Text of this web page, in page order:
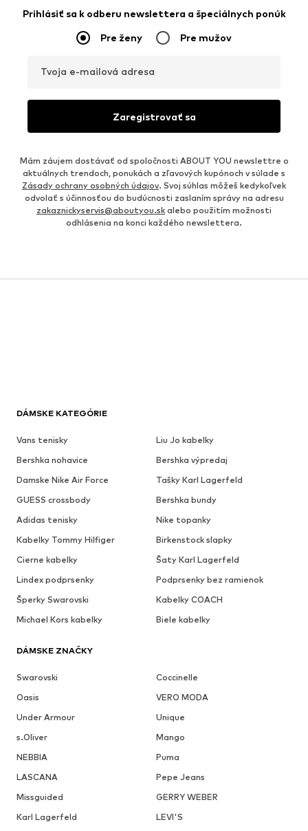
Prihlásiť sa k odberu newslettera a špeciálnych ponúk
Pre ženy Pre mužov
Tvoja e-mailová adresa
Zaregistrovať sa
Mám záujem dostávať od spoločnosti ABOUT YOU newslettre o
aktuálnych trendoch, ponukách a zľavových kupónoch v súlade s
Zásady ochrany osobných údajov. Svoj súhlas môžeš kedykoľvek
odvolať s účinnosťou do budúcnosti zaslaním správy na adresu
zakaznickyservis@aboutyou.sk alebo použitím možnosti
odhlásenia na konci každého newslettera.
DÁMSKE KATEGÓRIE
Vans tenisky
Liu Jo kabelky
Bershka nohavice
Bershka výpredaj
Damske Nike Air Force
Tašky Karl Lagerfeld
GUESS crossbody
Bershka bundy
Adidas tenisky
Nike topanky
Kabelky Tommy Hilfiger
Birkenstock slapky
Cierne kabelky
Šaty Karl Lagerfeld
Lindex podprsenky
Podprsenky bez ramienok
Šperky Swarovski
Kabelky COACH
Michael Kors kabelky
Biele kabelky
DÁMSKE ZNAČKY
Swarovski
Coccinelle
Oasis
VERO MODA
Under Armour
Unique
s.Oliver
Mango
NEBBIA
Puma
LASCANA
Pepe Jeans
Missguided
GERRY WEBER
Karl Lagerfeld
LEVI'S